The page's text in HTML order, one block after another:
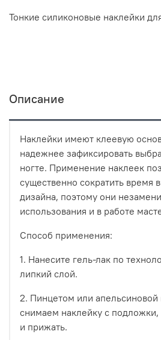
Тонкие силиконовые наклейки
Описание
Наклейки имеют клеевую
надежнее зафиксировать
ногте. Применение наклеек
существенно сократить время
дизайна, поэтому они
использования и в работе
Способ применения:
1. Нанесите гель-лак по
липкий слой.
2. Пинцетом или апельсиновой
снимаем наклейку с
и прижать.